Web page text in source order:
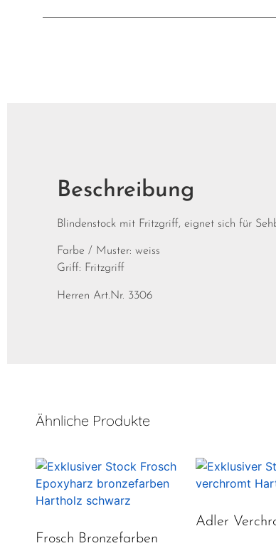
Beschreibung
Blindenstock mit Fritzgriff, eignet sich für
Farbe / Muster: weiss
Griff: Fritzgriff
Herren Art.Nr. 3306
Ähnliche Produkte
Frosch Bronzefarben
Adler